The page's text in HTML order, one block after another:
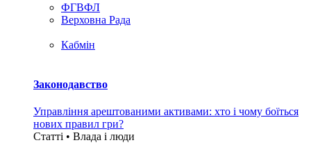
ФГВФЛ
Верховна Рада
Кабмін
Законодавство
Управління арештованими активами: хто і чому боїться
нових правил гри?
Статті • Влада i люди